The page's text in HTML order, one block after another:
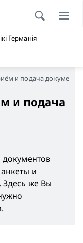
Германія
и подача
и подача
документов
и
Здесь же Вы